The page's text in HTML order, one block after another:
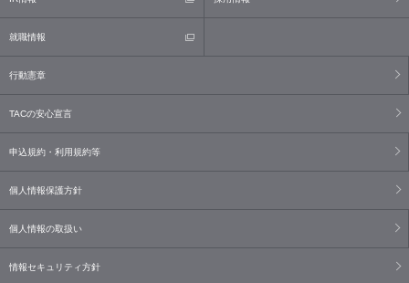
就職情報
行動憲章
TACの安心宣言
申込規約・利用規約等
個人情報保護方針
個人情報の取扱い
情報セキュリティ方針